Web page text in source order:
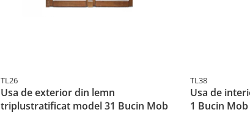
TL26
Usa de exterior din lemn
triplustratificat model 31 Bucin Mob
TL38
Usa de
1 Bucin Mob